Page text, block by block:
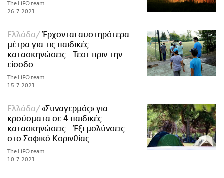
The LiFO team
26.7.2021
Ελλάδα
Έρχονται αυστηρότερα
μέτρα για τις παιδικές
κατασκηνώσεις - Τεστ πριν την
είσοδο
The LiFO team
15.7.2021
Ελλάδα
«Συναγερμός» για
κρούσματα σε 4 παιδικές
κατασκηνώσεις - Έξι μολύνσεις
στο Σοφικό Κορινθίας
The LiFO team
10.7.2021